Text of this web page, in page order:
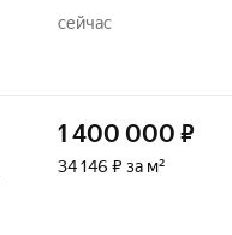
сейчас
1 400 000 ₽
34 146 ₽ за м²